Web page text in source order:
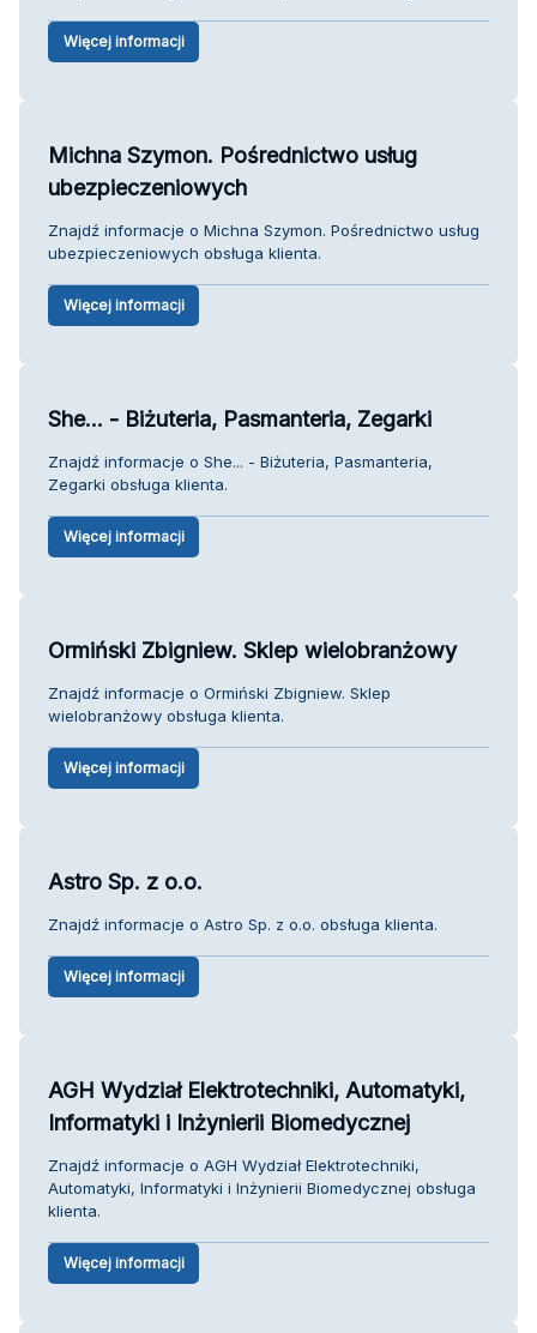
Więcej informacji
Michna Szymon. Pośrednictwo usług
ubezpieczeniowych
Znajdź informacje o Michna Szymon. Pośrednictwo usług
ubezpieczeniowych obsługa klienta.
Więcej informacji
She... - Biżuteria, Pasmanteria, Zegarki
Znajdź informacje o She... - Biżuteria, Pasmanteria,
Zegarki obsługa klienta.
Więcej informacji
Ormiński Zbigniew. Sklep wielobranżowy
Znajdź informacje o Ormiński Zbigniew. Sklep
wielobranżowy obsługa klienta.
Więcej informacji
Astro Sp. z o.o.
Znajdź informacje o Astro Sp. z o.o. obsługa klienta.
Więcej informacji
AGH Wydział Elektrotechniki, Automatyki,
Informatyki i Inżynierii Biomedycznej
Znajdź informacje o AGH Wydział Elektrotechniki,
Automatyki, Informatyki i Inżynierii Biomedycznej obsługa
klienta.
Więcej informacji